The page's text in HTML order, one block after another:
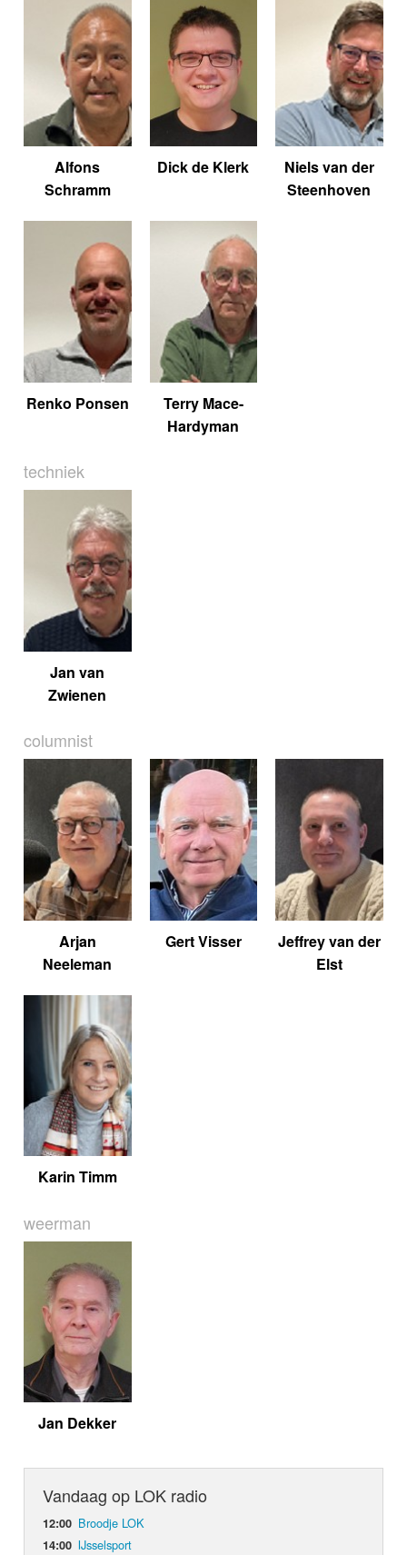
Alfons
Schramm
Dick de Klerk
Niels van der
Steenhoven
Renko Ponsen
Terry Mace-
Hardyman
techniek
Jan van
Zwienen
columnist
Arjan
Neeleman
Gert Visser
Jeffrey van der
Elst
Karin Timm
weerman
Jan Dekker
Vandaag op LOK radio
12:00 Broodje LOK
14:00 IJsselsport